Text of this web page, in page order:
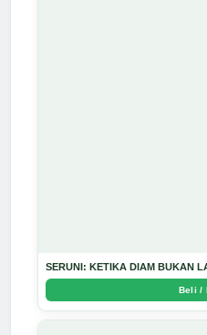
SERUNI: KETIKA DIAM BUKAN
Beli /